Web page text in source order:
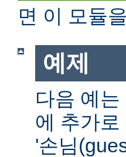
면 이 모듈
예제
다음 예
에 추가
'손님